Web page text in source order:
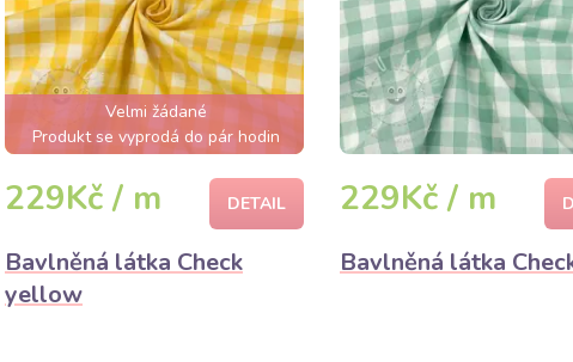
Velmi žádané
Produkt se vyprodá do pár hodin
229Kč / m DETAIL
Bavlněná látka Check
yellow
229Kč / m
Bavlněná látka